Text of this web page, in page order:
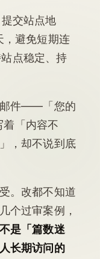
交站点地
，避免短期连
点稳定、持
邮件——「您的
「内容不
，却不说到底
。改都不知道
个过审案例，
是「篇数迷
长期访问的